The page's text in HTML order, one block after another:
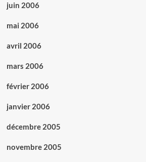
juin 2006
mai 2006
avril 2006
mars 2006
février 2006
janvier 2006
décembre 2005
novembre 2005